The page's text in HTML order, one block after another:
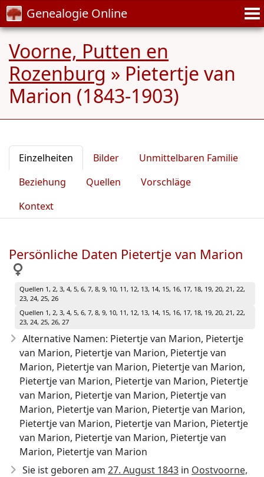
Genealogie Online
Voorne, Putten en
Rozenburg » Pietertje van
Marion (1843-1903)
Einzelheiten Bilder
Unmittelbaren Familie
Beziehung
Quellen
Vorschläge
Kontext
Persönliche Daten Pietertje van Marion
Quellen 1, 2, 3, 4, 5, 6, 7, 8, 9, 10, 11, 12, 13, 14, 15, 16, 17, 18, 19, 20, 21, 22,
23, 24, 25, 26
Quellen 1, 2, 3, 4, 5, 6, 7, 8, 9, 10, 11, 12, 13, 14, 15, 16, 17, 18, 19, 20, 21, 22,
23, 24, 25, 26, 27
Alternative Namen: Pietertje van Marion, Pietertje
van Marion, Pietertje van Marion, Pietertje van
Marion, Pietertje van Marion, Pietertje van Marion,
Pietertje van Marion, Pietertje van Marion, Pietertje
van Marion, Pietertje van Marion, Pietertje van
Marion, Pietertje van Marion, Pietertje van Marion,
Pietertje van Marion, Pietertje van Marion, Pietertje
van Marion, Pietertje van Marion, Pietertje van
Marion, Pietertje van Marion
Sie ist geboren am 27. August 1843 in Oostvoorne,